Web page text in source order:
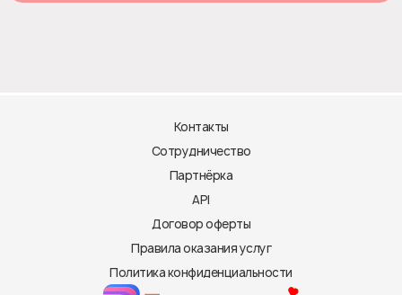
Контакты
Сотрудничество
Партнёрка
API
Договор оферты
Правила оказания услуг
Политика конфиденциальности